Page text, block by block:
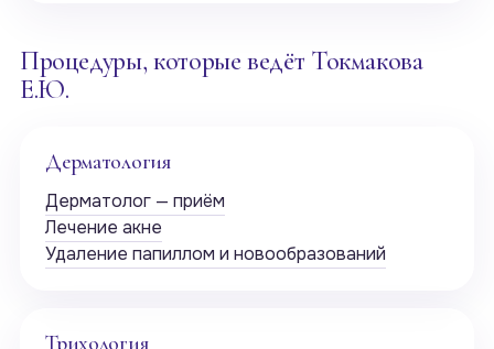
Процедуры, которые ведёт Токмакова
Е.Ю.
Дерматология
Дерматолог — приём
Лечение акне
Удаление папиллом и новообразований